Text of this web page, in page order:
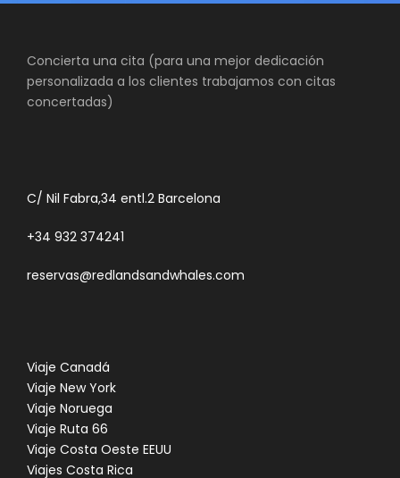
Concierta una cita (para una mejor dedicación
personalizada a los clientes trabajamos con citas
concertadas)
C/ Nil Fabra,34 entl.2 Barcelona
+34 932 374241
reservas@redlandsandwhales.com
Viaje Canadá
Viaje New York
Viaje Noruega
Viaje Ruta 66
Viaje Costa Oeste EEUU
Viajes Costa Rica